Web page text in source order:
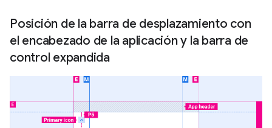
Posición de la barra de desplazamiento con
el encabezado de la aplicación y la barra de
control expandida